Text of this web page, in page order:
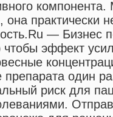
она практически
— Бизнес
эффект
один
риск для